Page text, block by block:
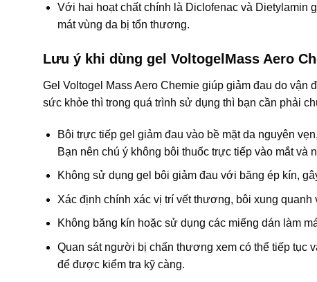
Với hai hoạt chất chính là Diclofenac và Dietylamin
mát vùng da bị tổn thương.
Lưu ý khi dùng gel VoltogelMass Aero
Gel Voltogel Mass Aero Chemie giúp giảm đau do vận
sức khỏe thì trong quá trình sử dụng thì bạn cần phải
Bôi trực tiếp gel giảm đau vào bề mặt da nguyên
Bạn nên chú ý không bôi thuốc trực tiếp vào mắt và
Không sử dụng gel bôi giảm đau với băng ép kín,
Xác định chính xác vị trí vết thương, bôi xung
Không băng kín hoặc sử dụng các miếng dán làm
Quan sát người bị chấn thương xem có thể tiếp tục
để được kiểm tra kỹ càng.